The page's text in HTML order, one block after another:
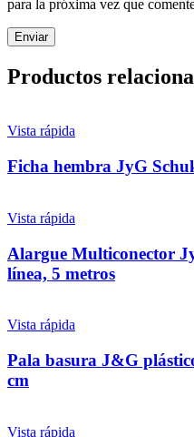
para la próxima vez que
Productos
Vista rápida
Ficha hembra JyG
Vista rápida
Alargue Multiconector
línea, 5 metros
Vista rápida
Pala basura J&G
cm
Vista rápida